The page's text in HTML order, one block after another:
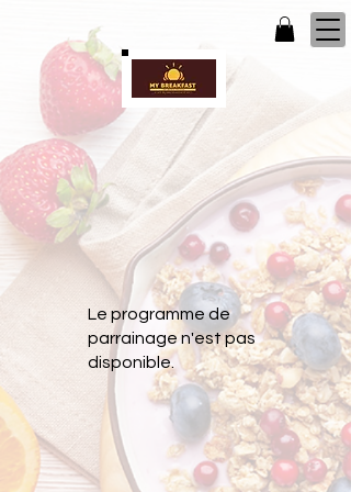
Le programme de
parrainage n'est pas
disponible.